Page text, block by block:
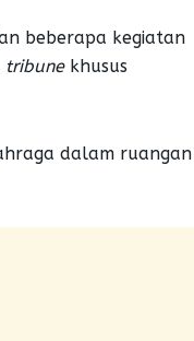
beberapa kegiatan
tribunekhusus
dalam ruangan